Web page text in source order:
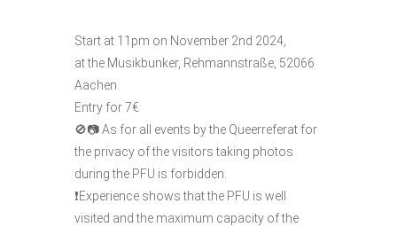
Start at 11pm on November 2nd 2024,
at the Musikbunker, Rehmannstraße, 52066
Aachen.
Entry for 7€
🚫📷 As for all events by the Queerreferat for
the privacy of the visitors taking photos
during the PFU is forbidden.
❗Experience shows that the PFU is well
visited and the maximum capacity of the